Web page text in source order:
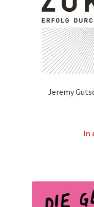
Jeremy
In